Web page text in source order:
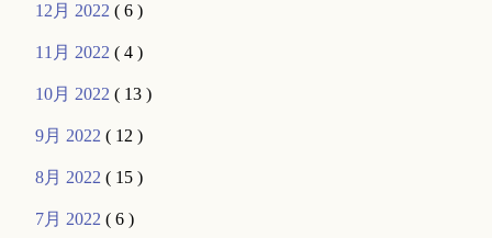
12月 2022( 6 )
11月 2022( 4 )
10月 2022( 13 )
9月 2022( 12 )
8月 2022( 15 )
7月 2022( 6 )